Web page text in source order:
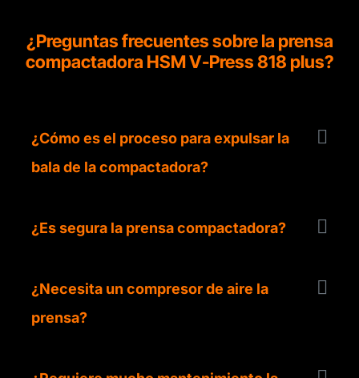
¿Preguntas frecuentes sobre la prensa
compactadora HSM V-Press 818 plus?
¿Cómo es el proceso para expulsar la
bala de la compactadora?
¿Es segura la prensa compactadora?
¿Necesita un compresor de aire la
prensa?